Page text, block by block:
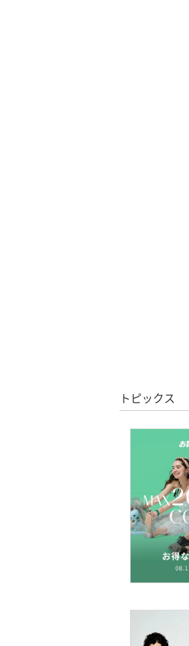
メイク道具・
コフレ・キッ
食器・調理器
インテリア・
スマホグッズ
スポーツ・ア
文房具
トピックス